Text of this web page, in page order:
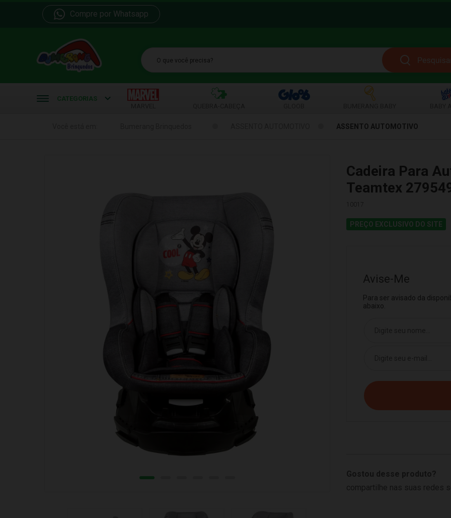
Compre por Whatsapp
CATEGORIAS
ASSENTO AUTOMOTIVO
Cadeira Para
Teamtex
10017
PREÇO EXCLUSIVO DO SITE
Avise-Me
Para ser avisado da
abaixo.